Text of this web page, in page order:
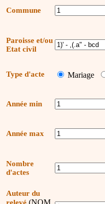
Commune
Paroisse et/ou
Etat civil
Type d'acte Mariage
Année min
Année max
Nombre
d'actes
Auteur du
(NOM